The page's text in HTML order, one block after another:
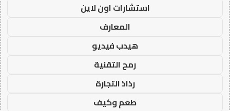
استشارات اون لاين
المعارف
هيدب فيديو
رمح التقنية
رذاذ التجارة
طعم وكيف